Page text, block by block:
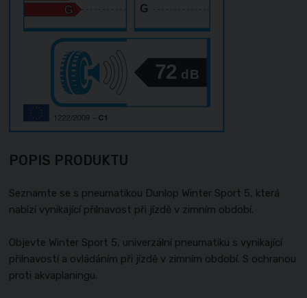
G
72 dB
POPIS PRODUKTU
Seznamte se s pneumatikou Dunlop Winter Sport 5, která
nabízí vynikající přilnavost při jízdě v zimním období.
Objevte Winter Sport 5, univerzální pneumatiku s vynikající
přilnavostí a ovládáním při jízdě v zimním období. S ochranou
proti akvaplaningu.